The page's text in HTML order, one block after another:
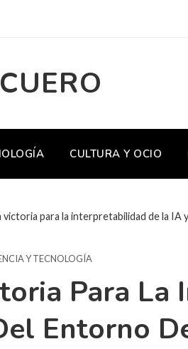
CULTURA Y OCIO
victoria para la interpretabilidad de la
Y TECNOLOGÍA
Para
Entorno